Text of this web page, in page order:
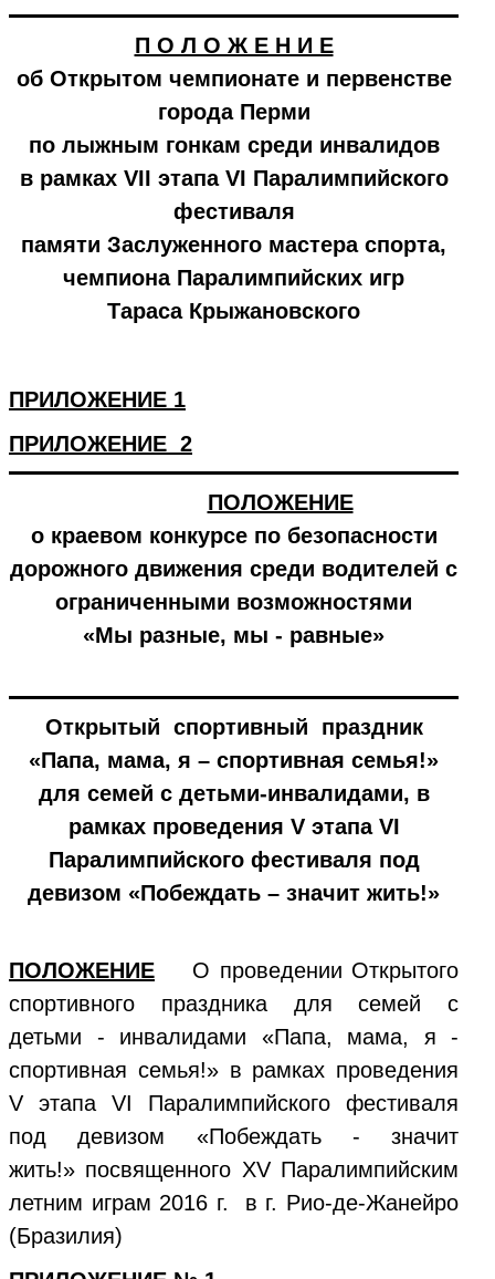
П О Л О Ж Е Н И Е
об Открытом чемпионате и первенстве
города Перми
по лыжным гонкам среди инвалидов
в рамках VII этапа VI Паралимпийского
фестиваля
памяти Заслуженного мастера спорта,
чемпиона Паралимпийских игр
Тараса Крыжановского
ПРИЛОЖЕНИЕ 1
ПРИЛОЖЕНИЕ 2
ПОЛОЖЕНИЕ
о краевом конкурсе по безопасности
дорожного движения среди водителей с
ограниченными возможностями
«Мы разные, мы - равные»
Открытый спортивный праздник
«Папа, мама, я – спортивная семья!»
для семей с детьми-инвалидами, в
рамках проведения V этапа VI
Паралимпийского фестиваля под
девизом «Побеждать – значит жить!»
ПОЛОЖЕНИЕ
О проведении Открытого
спортивного праздника для семей с
детьми - инвалидами «Папа, мама, я -
спортивная семья!» в рамках проведения
V этапа VI Паралимпийского фестиваля
под девизом «Побеждать - значит
жить!» посвященного XV Паралимпийским
летним играм 2016 г. в г. Рио-де-Жанейро
(Бразилия)